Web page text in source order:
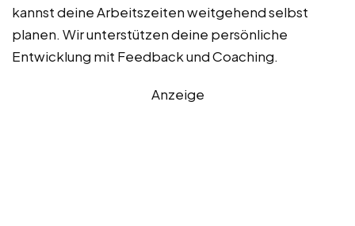
kannst deine Arbeitszeiten weitgehend selbst
planen. Wir unterstützen deine persönliche
Entwicklung mit Feedback und Coaching.
Anzeige